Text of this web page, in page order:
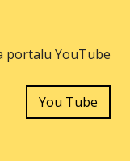
portalu YouTube
You Tube